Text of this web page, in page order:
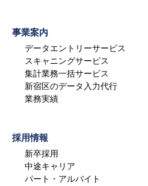
事業案内
データエントリーサービス
スキャニングサービス
集計業務一括サービス
新宿区のデータ入力代行
業務実績
採用情報
新卒採用
中途キャリア
パート・アルバイト